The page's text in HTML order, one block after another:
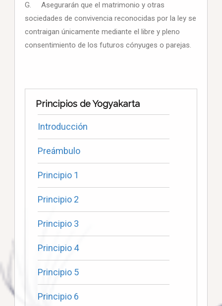
G. Asegurarán que el matrimonio y otras
sociedades de convivencia reconocidas por la ley se
contraigan únicamente mediante el libre y pleno
consentimiento de los futuros cónyuges o parejas.
Principios de Yogyakarta
Introducción
Preámbulo
Principio 1
Principio 2
Principio 3
Principio 4
Principio 5
Principio 6